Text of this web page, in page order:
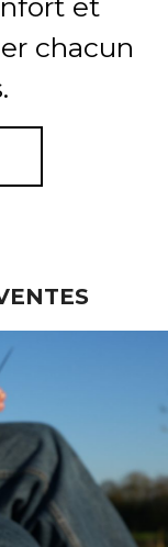
chacun